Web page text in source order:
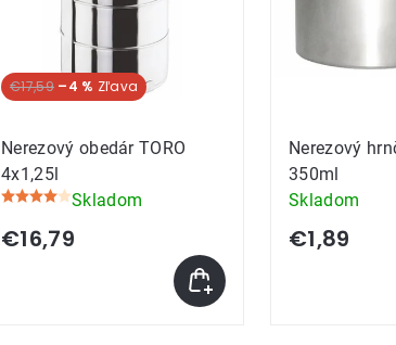
€17,59 –4 %
Nerezový obedár TORO
4x1,25l
Priemerné
hodnotenie
Skladom
€16,79
Nerezový
350ml
Skladom
€1,89